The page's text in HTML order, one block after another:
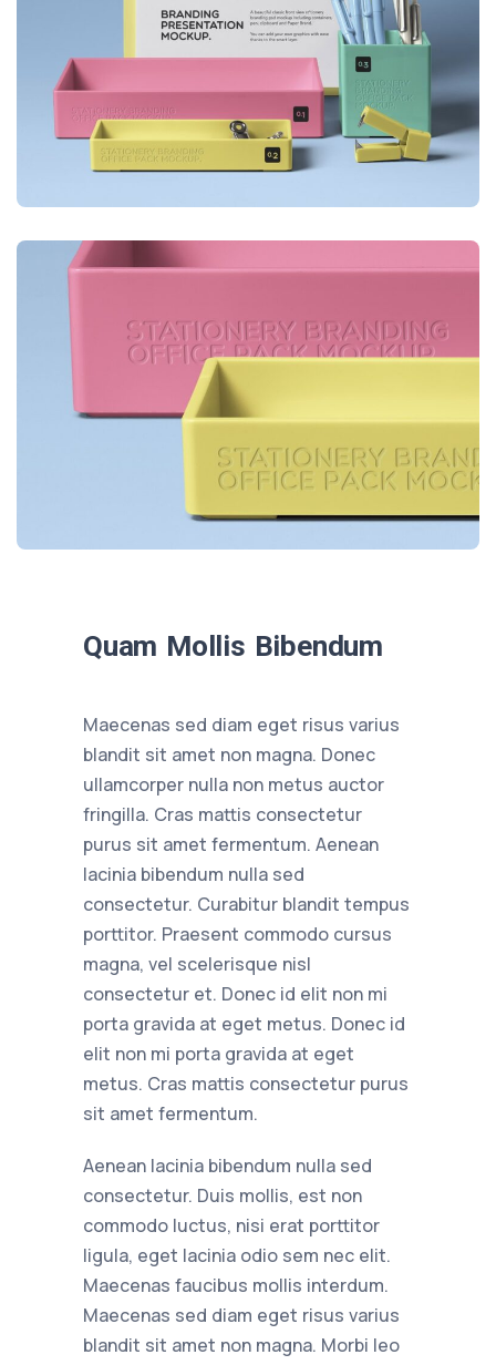
Quam Mollis Bibendum
Maecenas sed diam eget risus varius
blandit sit amet non magna. Donec
ullamcorper nulla non metus auctor
fringilla. Cras mattis consectetur
purus sit amet fermentum. Aenean
lacinia bibendum nulla sed
consectetur. Curabitur blandit tempus
porttitor. Praesent commodo cursus
magna, vel scelerisque nisl
consectetur et. Donec id elit non mi
porta gravida at eget metus. Donec id
elit non mi porta gravida at eget
metus. Cras mattis consectetur purus
sit amet fermentum.
Aenean lacinia bibendum nulla sed
consectetur. Duis mollis, est non
commodo luctus, nisi erat porttitor
ligula, eget lacinia odio sem nec elit.
Maecenas faucibus mollis interdum.
Maecenas sed diam eget risus varius
blandit sit amet non magna. Morbi leo